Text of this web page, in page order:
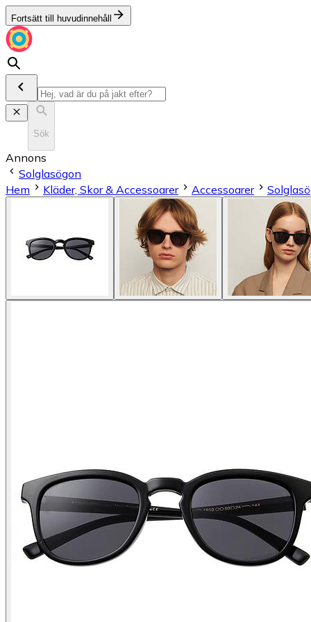
Fortsätt till huvudinnehåll
Sök
Annons
Solglasögon
Hem
Kläder, Skor & Accessoarer Accessoarer